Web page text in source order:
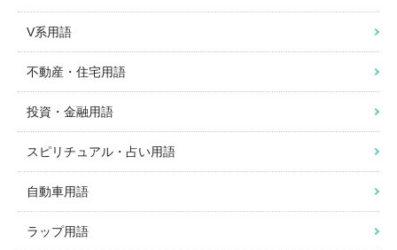
V系用語
不動産・住宅用語
投資・金融用語
スピリチュアル・占い用語
自動車用語
ラップ用語